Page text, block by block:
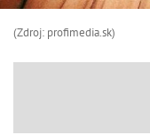
(Zdroj: profimedia.sk)